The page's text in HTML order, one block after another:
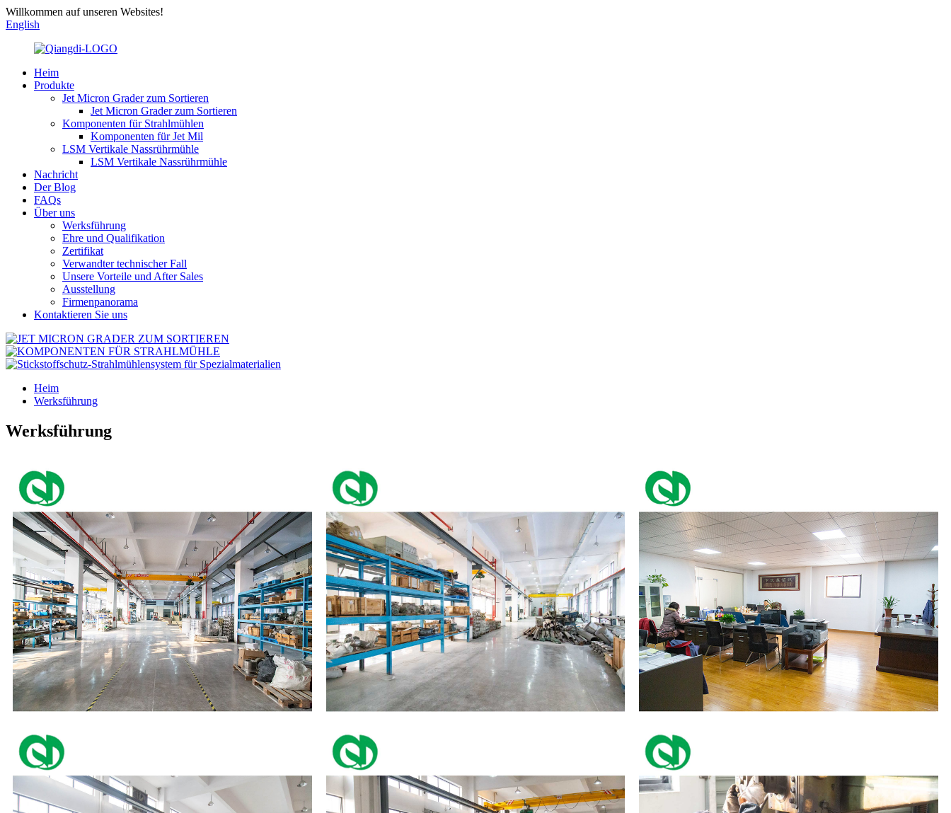
Willkommen auf unseren Websites!
English
Heim
Produkte
Jet Micron Grader zum Sortieren
Jet Micron Grader zum Sortieren
Komponenten für Strahlmühlen
Komponenten für Jet Mil
LSM Vertikale Nassrührmühle
LSM Vertikale Nassrührmühle
Nachricht
Der Blog
FAQs
Über uns
Werksführung
Ehre und Qualifikation
Zertifikat
Verwandter technischer Fall
Unsere Vorteile und After Sales
Ausstellung
Firmenpanorama
Kontaktieren Sie uns
Heim
Werksführung
Werksführung